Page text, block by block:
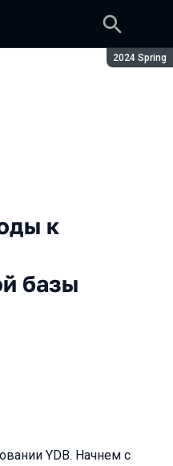
Сезон:
2024 Spring
к
базы
YDB. Начнем с